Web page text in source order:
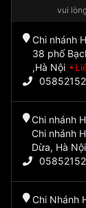
vui
Chi nhánh
38 phố
,Hà Nội
Chi nhánh
Chi nhánh
Dừa, Hà
Chi Nhánh